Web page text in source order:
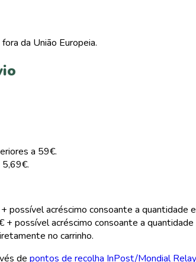
da União Europeia.
a 59€.
5,69€.
possível acréscimo consoante a quantidade
+ possível acréscimo consoante a
no carrinho.
de pontos de recolha InPost/Mondial Relay